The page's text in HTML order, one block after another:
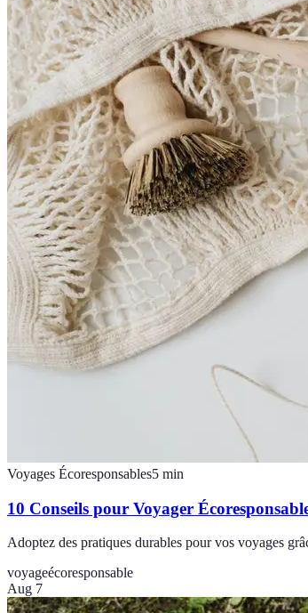
Voyages Écoresponsables5 min
10 Conseils pour Voyager
Adoptez des pratiques durables pour vos voyages
voyageécoresponsable
Aug 7